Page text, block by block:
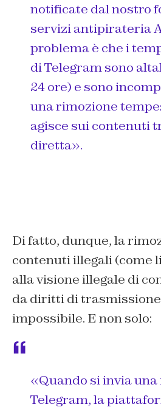
notificate dal nostro
servizi antipirateria
problema è che i
di Telegram sono
24 ore) e sono
una rimozione
agisce sui contenuti
diretta».
Di fatto, dunque, la
contenuti illegali (come
alla visione illegale di
da diritti di
impossibile. E non solo:
«Quando si invia
Telegram, la